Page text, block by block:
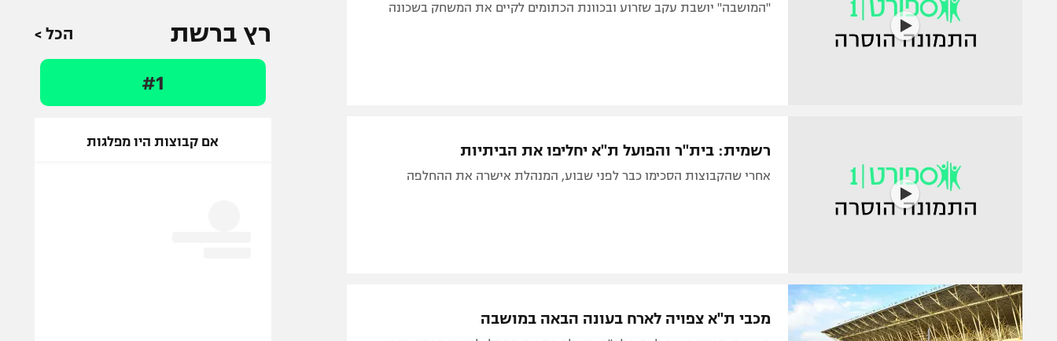
"המושבה" יושבת עקב שזרוע ובכוונת הכתומים לקיים את המשחק בשכונה
רשמית: בית"ר והפועל ת"א יחליפו את הביתיות
אחרי שהקבוצות הסכימו כבר לפני שבוע, המנהלת אישרה את ההחלפה
מכבי ת"א צפויה לארח בעונה הבאה במושבה
רץ ברשת הכל >
#1
אם קבוצות היו מפלגות